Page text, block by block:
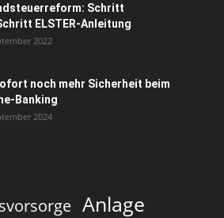
Schritt
ELSTER-Anleitung
2022
noch mehr Sicherheit beim
Banking
2024
Anlage